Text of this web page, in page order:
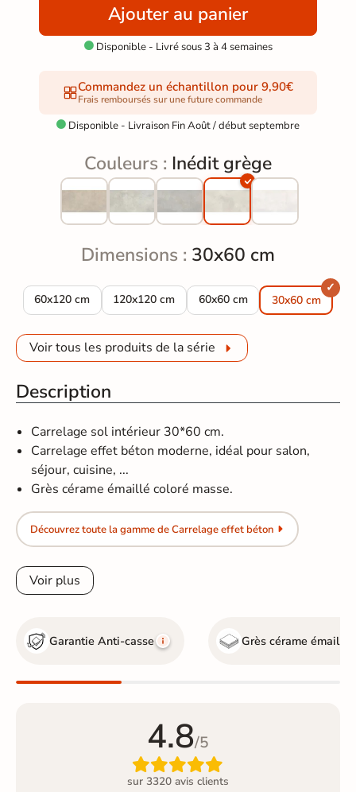
Ajouter au panier
Disponible - Livré sous 3 à 4 semaines
Commandez un échantillon pour 9,90€
Frais remboursés sur une future commande
 Disponible - Livraison Fin Août / début septembre
Couleurs : Inédit grège
Dimensions : 30x60 cm
60x120 cm
Carrelage sol effet béton Inédit grège 60x120 cm
120x120 cm
Carrelage sol effet béton Inédit grège 120x120
60x60 cm
Carrelage sol effet béton
30x60 cm
Voir tous les produits de la série
Description
Carrelage sol intérieur 30*60 cm.
Carrelage effet béton moderne, idéal pour salon,
séjour, cuisine, ...
Grès cérame émaillé coloré masse.
Découvrez toute la gamme de Carrelage effet béton
Voir plus
Garantie Anti-casse Grès cérame émaillé
4.8/5

sur 3320 avis clients